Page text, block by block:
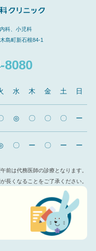
科、小児科
島町新石根84-1
8080
水 木 金 土 日
◎ 〇 〇 〇 ー
〇 ー 〇 ー ー
は代務医師の診療となります。
長くなることをご了承ください。